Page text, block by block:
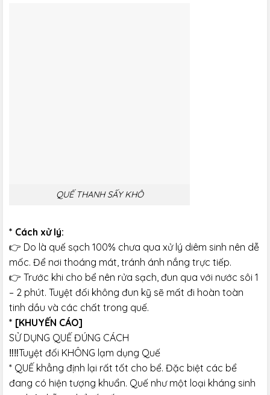
QUẾ THANH SẤY KHÔ
* Cách xử lý:
👉 Do là quế sạch 100% chưa qua xử lý diêm sinh nên dễ
mốc. Để nơi thoáng mát, tránh ánh nắng trực tiếp.
👉 Trước khi cho bể nên rửa sạch, đun qua với nước sôi 1
– 2 phút. Tuyệt đối không đun kỹ sẽ mất đi hoàn toàn
tinh dầu và các chất trong quế.
* [KHUYẾN CÁO]
SỬ DỤNG QUẾ ĐÚNG CÁCH
‼️‼️Tuyệt đối KHÔNG lạm dụng Quế
* QUẾ khẳng định lại rất tốt cho bể. Đặc biệt các bể
đang có hiện tượng khuẩn. Quế như một loại kháng sinh